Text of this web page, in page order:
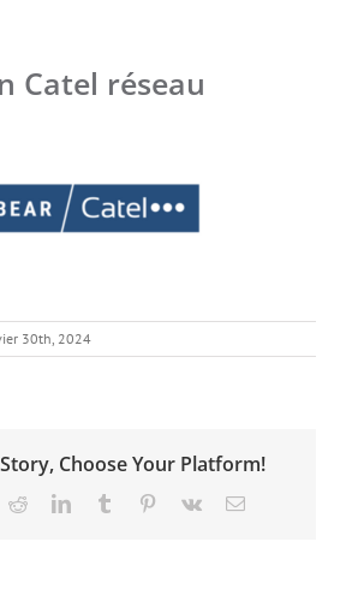
Catel réseau
30th, 2024
Choose Your Platform!
RedditLinkedInTumblr Pinterest
Vk Email